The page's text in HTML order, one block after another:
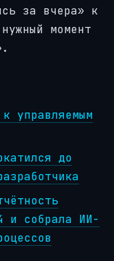
за вчера» к
момент
управляемым
до
и собрала ИИ-